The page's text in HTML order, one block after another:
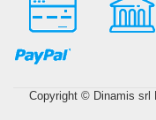
Copyright © Dinamis srl